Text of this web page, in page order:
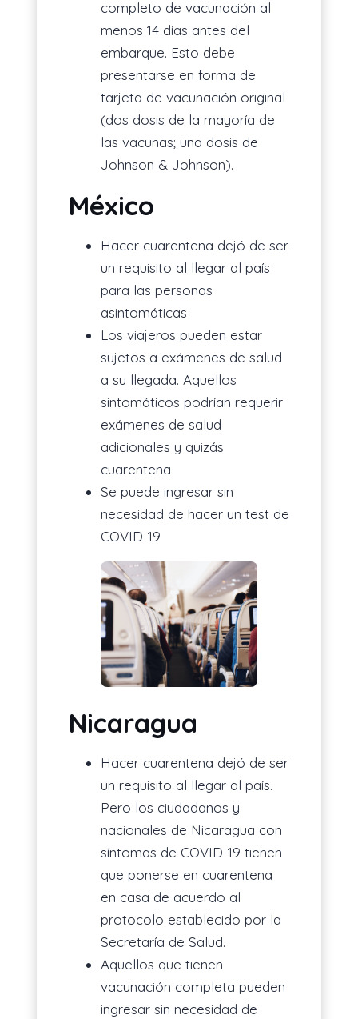
completo de vacunación al
menos 14 días antes del
embarque. Esto debe
presentarse en forma de
tarjeta de vacunación original
(dos dosis de la mayoría de
las vacunas; una dosis de
Johnson & Johnson).
México
Hacer cuarentena dejó de ser
un requisito al llegar al país
para las personas
asintomáticas
Los viajeros pueden estar
sujetos a exámenes de salud
a su llegada. Aquellos
sintomáticos podrían requerir
exámenes de salud
adicionales y quizás
cuarentena
Se puede ingresar sin
necesidad de hacer un test de
COVID-19
Nicaragua
Hacer cuarentena dejó de ser
un requisito al llegar al país.
Pero los ciudadanos y
nacionales de Nicaragua con
síntomas de COVID-19 tienen
que ponerse en cuarentena
en casa de acuerdo al
protocolo establecido por la
Secretaría de Salud.
Aquellos que tienen
vacunación completa pueden
ingresar sin necesidad de